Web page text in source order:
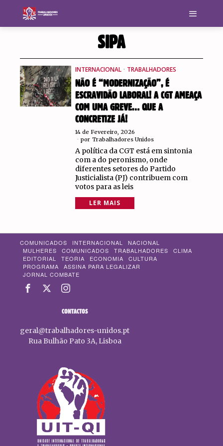
SIPA
INTERNACIONAL · TRABALHADORES
NÃO É “MODERNIZAÇÃO”, É
ESCRAVIDÃO LABORAL! A CGT AMEAÇA
COM UMA GREVE… QUE A
CONCRETIZE JÁ!
14 de Fevereiro, 2026
por Trabalhadores Unidos
A política da CGT está em sintonia
com a do peronismo, onde
diferentes setores do Partido
Justicialista (PJ) contribuem com
votos para as leis
LER MAIS
COMUNICADOS INTERNACIONAL
NACIONAL
MULHERES
COMUNICADOS TRABALHADORES
CLIMA
EDITORIAL
TEORIA ECONOMIA
CULTURA
PROGRAMA
ASSINA PARA LEGALIZAR
JORNAL COMBATE
CONTACTOS
geral@trabalhadores-unidos.pt
Rua Bulhão Pato 3A, Lisboa